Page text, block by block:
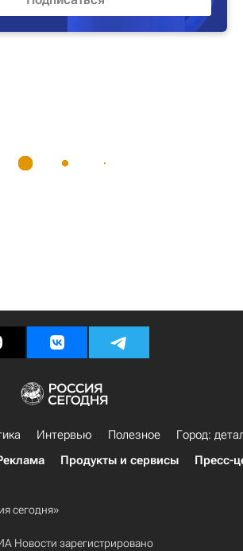
Интервью Полезное
Город:
Продукты и сервисы Пресс-
сегодня»
Новости зарегистрировано